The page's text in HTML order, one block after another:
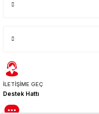
İLETİŞİME GEÇ
Destek Hattı